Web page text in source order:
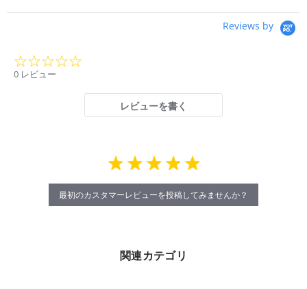
Reviews by
0 レビュー
レビューを書く
最初のカスタマーレビューを投稿してみませんか？
関連カテゴリ